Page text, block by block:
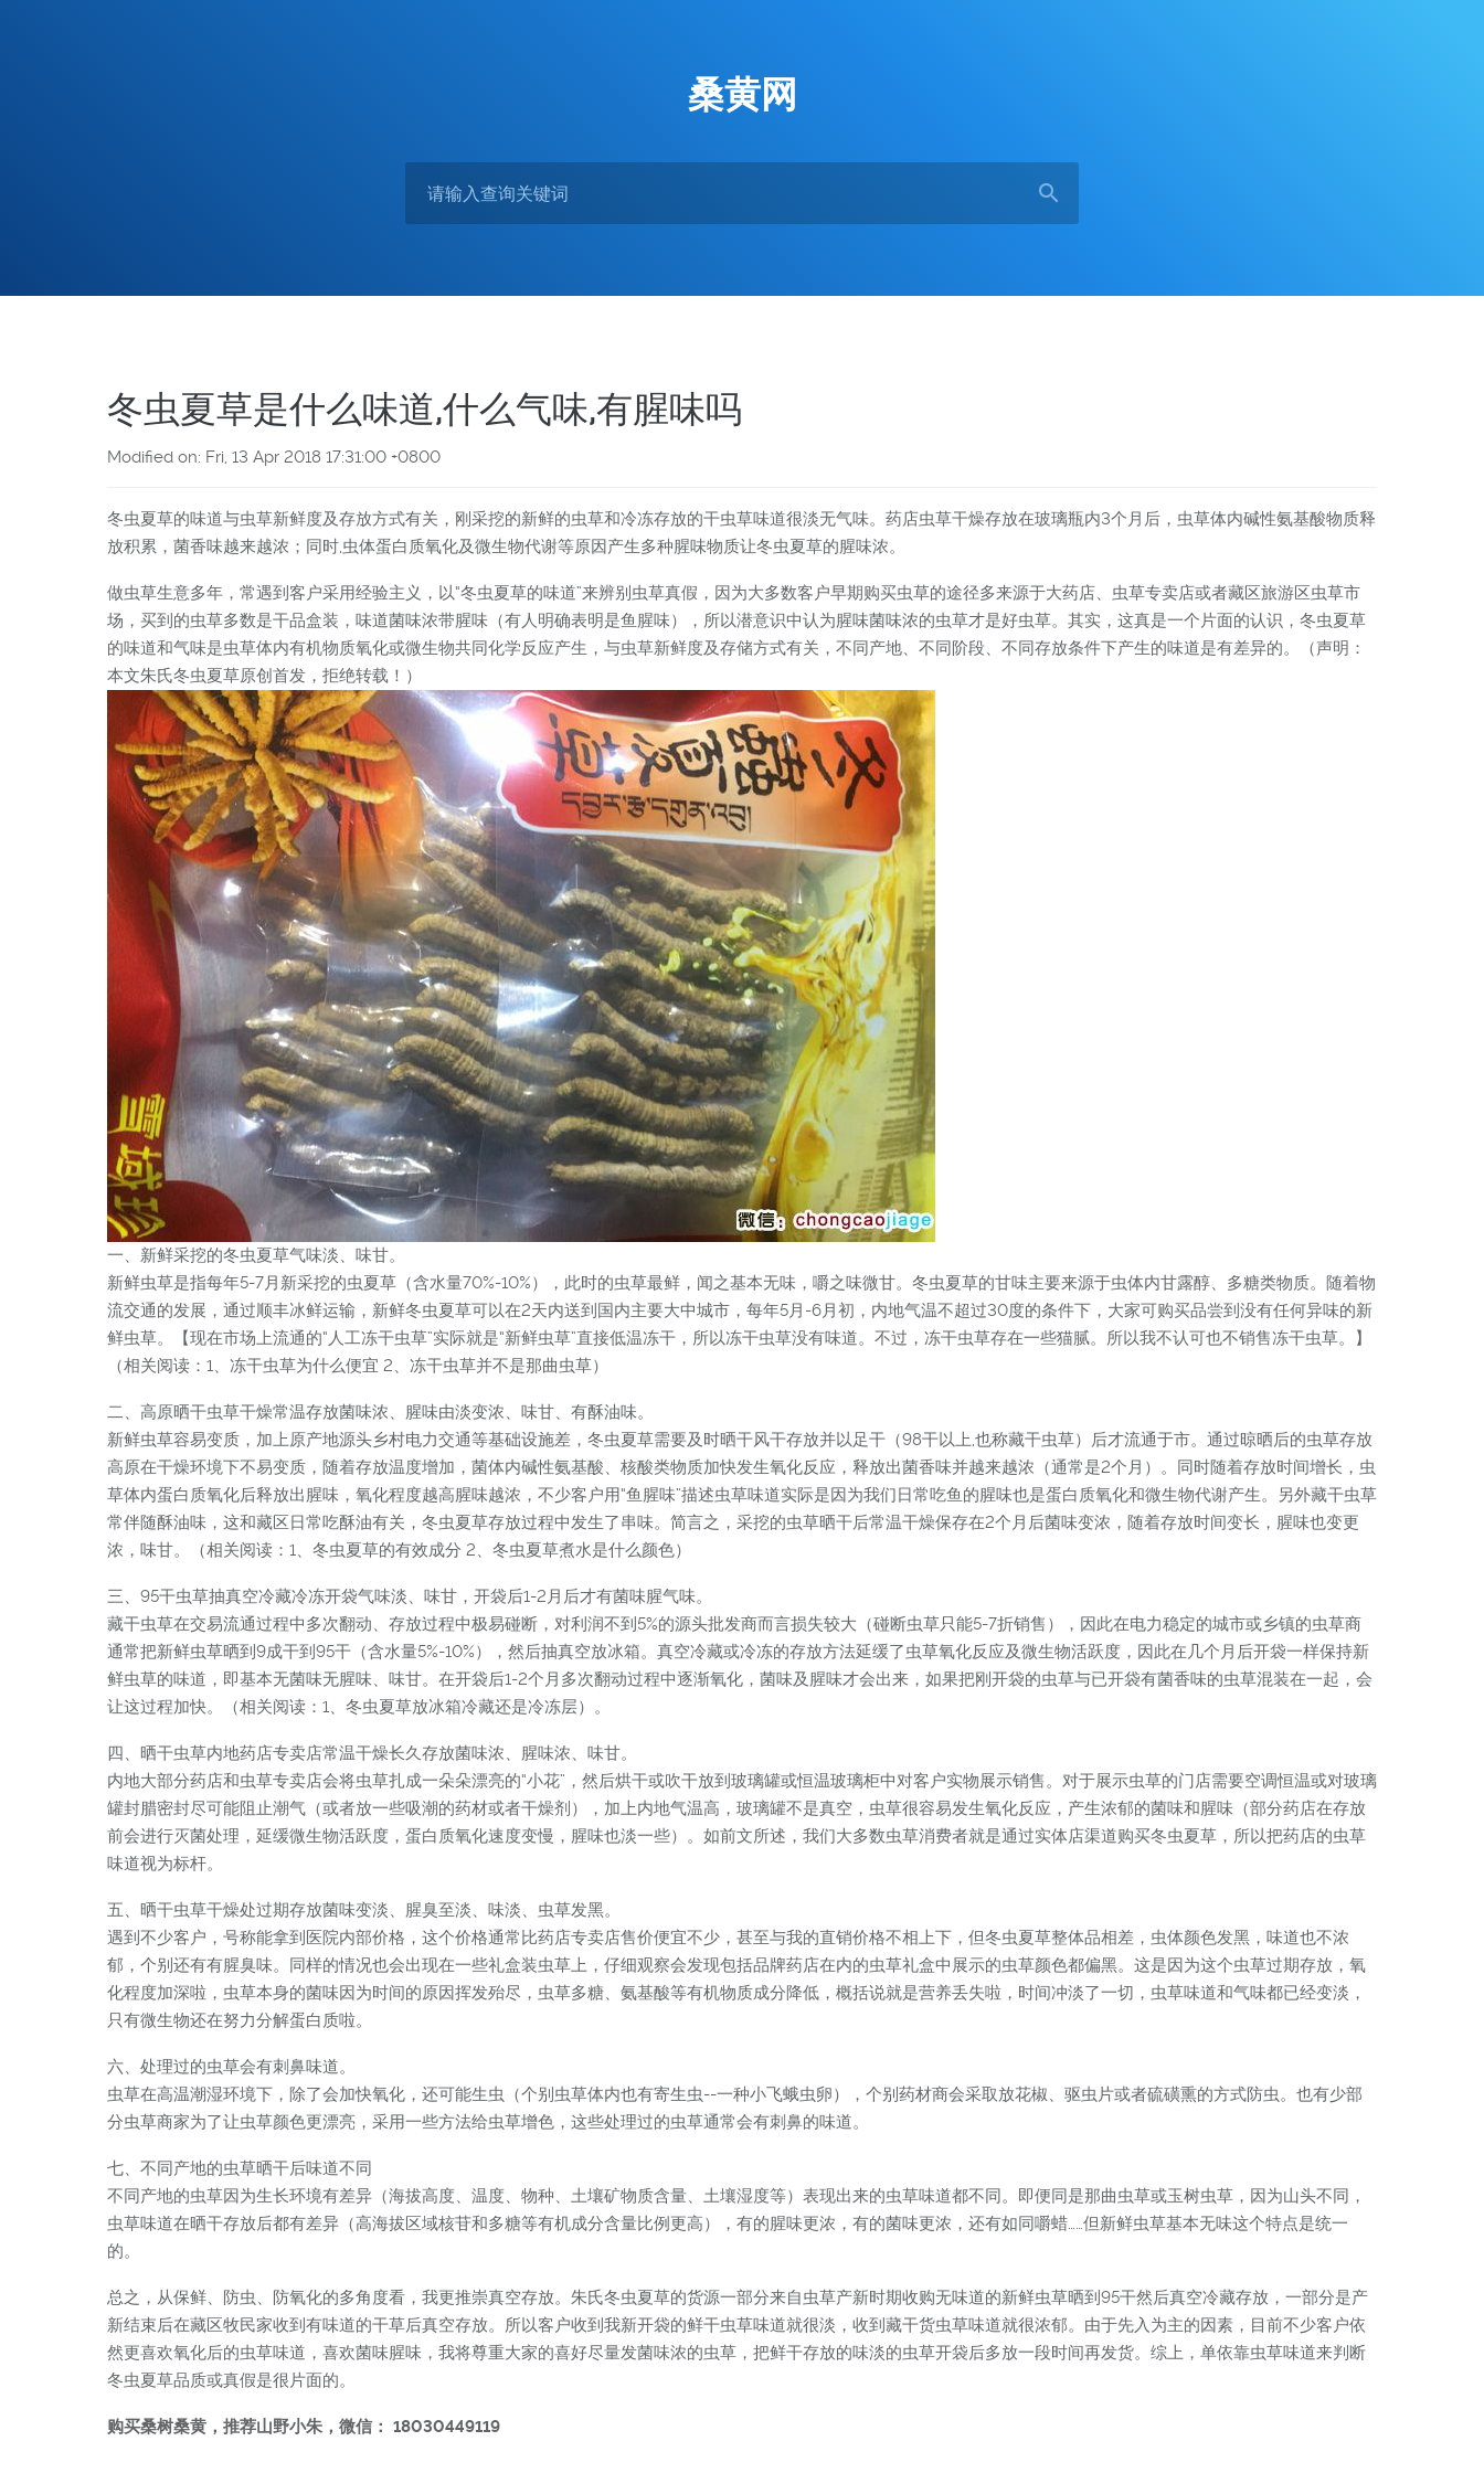
桑黄网
冬虫夏草是什么味道,什么气味,有腥味吗
Modified on: Fri, 13 Apr 2018 17:31:00 +0800
冬虫夏草的味道与虫草新鲜度及存放方式有关，刚采挖的新鲜的虫草和冷冻存放的干虫草味道很淡无气味。药店虫草干燥存放在玻璃瓶内3个月后，虫草体内碱性氨基酸物质释
放积累，菌香味越来越浓；同时,虫体蛋白质氧化及微生物代谢等原因产生多种腥味物质让冬虫夏草的腥味浓。
做虫草生意多年，常遇到客户采用经验主义，以“冬虫夏草的味道”来辨别虫草真假，因为大多数客户早期购买虫草的途径多来源于大药店、虫草专卖店或者藏区旅游区虫草市
场，买到的虫草多数是干品盒装，味道菌味浓带腥味（有人明确表明是鱼腥味），所以潜意识中认为腥味菌味浓的虫草才是好虫草。其实，这真是一个片面的认识，冬虫夏草
的味道和气味是虫草体内有机物质氧化或微生物共同化学反应产生，与虫草新鲜度及存储方式有关，不同产地、不同阶段、不同存放条件下产生的味道是有差异的。（声明：
本文朱氏冬虫夏草原创首发，拒绝转载！）
一、新鲜采挖的冬虫夏草气味淡、味甘。
新鲜虫草是指每年5-7月新采挖的虫夏草（含水量70%-10%），此时的虫草最鲜，闻之基本无味，嚼之味微甘。冬虫夏草的甘味主要来源于虫体内甘露醇、多糖类物质。随着物
流交通的发展，通过顺丰冰鲜运输，新鲜冬虫夏草可以在2天内送到国内主要大中城市，每年5月-6月初，内地气温不超过30度的条件下，大家可购买品尝到没有任何异味的新
鲜虫草。【现在市场上流通的“人工冻干虫草”实际就是“新鲜虫草”直接低温冻干，所以冻干虫草没有味道。不过，冻干虫草存在一些猫腻。所以我不认可也不销售冻干虫草。】
（相关阅读：1、冻干虫草为什么便宜 2、冻干虫草并不是那曲虫草）
二、高原晒干虫草干燥常温存放菌味浓、腥味由淡变浓、味甘、有酥油味。
新鲜虫草容易变质，加上原产地源头乡村电力交通等基础设施差，冬虫夏草需要及时晒干风干存放并以足干（98干以上,也称藏干虫草）后才流通于市。通过晾晒后的虫草存放
高原在干燥环境下不易变质，随着存放温度增加，菌体内碱性氨基酸、核酸类物质加快发生氧化反应，释放出菌香味并越来越浓（通常是2个月）。同时随着存放时间增长，虫
草体内蛋白质氧化后释放出腥味，氧化程度越高腥味越浓，不少客户用“鱼腥味”描述虫草味道实际是因为我们日常吃鱼的腥味也是蛋白质氧化和微生物代谢产生。另外藏干虫草
常伴随酥油味，这和藏区日常吃酥油有关，冬虫夏草存放过程中发生了串味。简言之，采挖的虫草晒干后常温干燥保存在2个月后菌味变浓，随着存放时间变长，腥味也变更
浓，味甘。（相关阅读：1、冬虫夏草的有效成分 2、冬虫夏草煮水是什么颜色）
三、95干虫草抽真空冷藏冷冻开袋气味淡、味甘，开袋后1-2月后才有菌味腥气味。
藏干虫草在交易流通过程中多次翻动、存放过程中极易碰断，对利润不到5%的源头批发商而言损失较大（碰断虫草只能5-7折销售），因此在电力稳定的城市或乡镇的虫草商
通常把新鲜虫草晒到9成干到95干（含水量5%-10%），然后抽真空放冰箱。真空冷藏或冷冻的存放方法延缓了虫草氧化反应及微生物活跃度，因此在几个月后开袋一样保持新
鲜虫草的味道，即基本无菌味无腥味、味甘。在开袋后1-2个月多次翻动过程中逐渐氧化，菌味及腥味才会出来，如果把刚开袋的虫草与已开袋有菌香味的虫草混装在一起，会
让这过程加快。（相关阅读：1、冬虫夏草放冰箱冷藏还是冷冻层）。
四、晒干虫草内地药店专卖店常温干燥长久存放菌味浓、腥味浓、味甘。
内地大部分药店和虫草专卖店会将虫草扎成一朵朵漂亮的“小花”，然后烘干或吹干放到玻璃罐或恒温玻璃柜中对客户实物展示销售。对于展示虫草的门店需要空调恒温或对玻璃
罐封腊密封尽可能阻止潮气（或者放一些吸潮的药材或者干燥剂），加上内地气温高，玻璃罐不是真空，虫草很容易发生氧化反应，产生浓郁的菌味和腥味（部分药店在存放
前会进行灭菌处理，延缓微生物活跃度，蛋白质氧化速度变慢，腥味也淡一些）。如前文所述，我们大多数虫草消费者就是通过实体店渠道购买冬虫夏草，所以把药店的虫草
味道视为标杆。
五、晒干虫草干燥处过期存放菌味变淡、腥臭至淡、味淡、虫草发黑。
遇到不少客户，号称能拿到医院内部价格，这个价格通常比药店专卖店售价便宜不少，甚至与我的直销价格不相上下，但冬虫夏草整体品相差，虫体颜色发黑，味道也不浓
郁，个别还有有腥臭味。同样的情况也会出现在一些礼盒装虫草上，仔细观察会发现包括品牌药店在内的虫草礼盒中展示的虫草颜色都偏黑。这是因为这个虫草过期存放，氧
化程度加深啦，虫草本身的菌味因为时间的原因挥发殆尽，虫草多糖、氨基酸等有机物质成分降低，概括说就是营养丢失啦，时间冲淡了一切，虫草味道和气味都已经变淡，
只有微生物还在努力分解蛋白质啦。
六、处理过的虫草会有刺鼻味道。
虫草在高温潮湿环境下，除了会加快氧化，还可能生虫（个别虫草体内也有寄生虫--一种小飞蛾虫卵），个别药材商会采取放花椒、驱虫片或者硫磺熏的方式防虫。也有少部
分虫草商家为了让虫草颜色更漂亮，采用一些方法给虫草增色，这些处理过的虫草通常会有刺鼻的味道。
七、不同产地的虫草晒干后味道不同
不同产地的虫草因为生长环境有差异（海拔高度、温度、物种、土壤矿物质含量、土壤湿度等）表现出来的虫草味道都不同。即便同是那曲虫草或玉树虫草，因为山头不同，
虫草味道在晒干存放后都有差异（高海拔区域核苷和多糖等有机成分含量比例更高），有的腥味更浓，有的菌味更浓，还有如同嚼蜡……但新鲜虫草基本无味这个特点是统一
的。
总之，从保鲜、防虫、防氧化的多角度看，我更推崇真空存放。朱氏冬虫夏草的货源一部分来自虫草产新时期收购无味道的新鲜虫草晒到95干然后真空冷藏存放，一部分是产
新结束后在藏区牧民家收到有味道的干草后真空存放。所以客户收到我新开袋的鲜干虫草味道就很淡，收到藏干货虫草味道就很浓郁。由于先入为主的因素，目前不少客户依
然更喜欢氧化后的虫草味道，喜欢菌味腥味，我将尊重大家的喜好尽量发菌味浓的虫草，把鲜干存放的味淡的虫草开袋后多放一段时间再发货。综上，单依靠虫草味道来判断
冬虫夏草品质或真假是很片面的。
购买桑树桑黄，推荐山野小朱，微信： 18030449119